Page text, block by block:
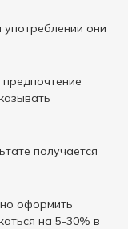
они
получается
оформить
на 5-30% в